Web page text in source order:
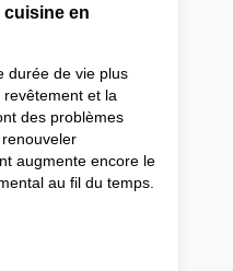
cuisine en
durée de vie plus
et la
des problèmes
augmente encore le
au fil du temps.